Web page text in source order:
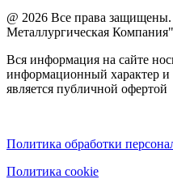
@ 2026 Все права
Металлургическая
Вся информация на сайте
информационный характер и
является публичной офертой
Политика обработки
Политика cookie